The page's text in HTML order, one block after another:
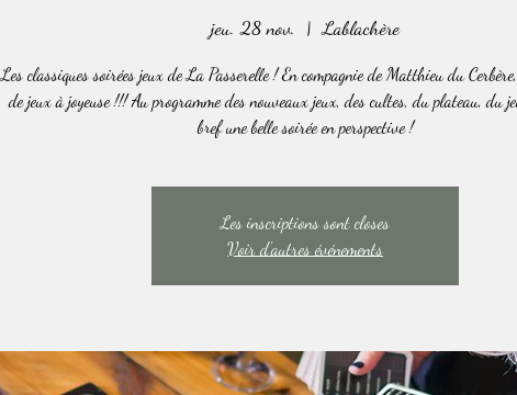
jeu. 28 nov.
  |
Lablachère
Les classiques soirées jeux de La Passerelle ! En compagnie de Matthieu du
de jeux à joyeuse !!! Au programme des nouveaux jeux, des cultes, du plateau, du
bref une belle soirée en perspective !
Les inscriptions sont closes
Voir d'autres événements